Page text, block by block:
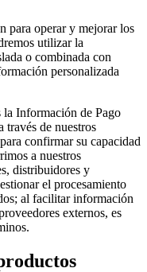
para operar y mejorar los
utilizar la
o combinada con
personalizada
la Información de Pago
través de nuestros
confirmar su capacidad
a nuestros
distribuidores y
el procesamiento
al facilitar información
externos, es